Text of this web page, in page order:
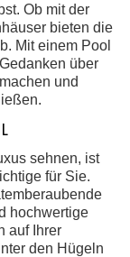
Ob mit der
bieten die
Mit einem Pool
über
und
sehnen, ist
für Sie.
hochwertige
auf Ihrer
den Hügeln